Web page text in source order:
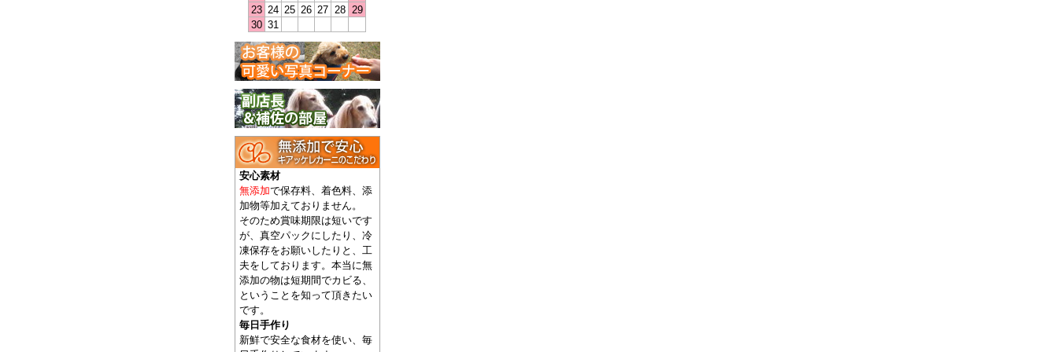
23 24 25 26 27 28 29
30 31
安心素材
無添加で保存料、着色料、添
加物等加えておりません。
そのため賞味期限は短いです
が、真空パックにしたり、冷
凍保存をお願いしたりと、工
夫をしております。本当に無
添加の物は短期間でカビる、
ということを知って頂きたい
です。
毎日手作り
新鮮で安全な食材を使い、毎